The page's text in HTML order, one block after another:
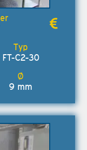
FT-C2-30
9 mm